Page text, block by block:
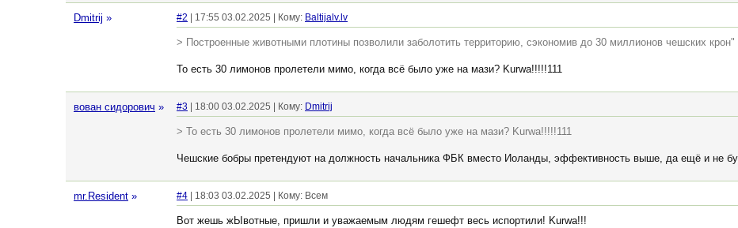
Dmitrij » #2 | 17:55 03.02.2025 | Кому: Baltijalv.lv
> Построенные животными плотины позволили заболотить территорию, сэкономив до 30 миллионов чешских крон"
То есть 30 лимонов пролетели мимо, когда всё было уже на мази? Kurwa!!!!!111
вован сидорович » #3 | 18:00 03.02.2025 | Кому: Dmitrij
> То есть 30 лимонов пролетели мимо, когда всё было уже на мази? Kurwa!!!!!111
Чешские бобры претендуют на должность начальника ФБК вместо Иоланды, эффективность выше, да ещё и не
mr.Resident » #4 | 18:03 03.02.2025 | Кому: Всем
Вот жешь жЫвотные, пришли и уважаемым людям гешефт весь испортили! Kurwa!!!